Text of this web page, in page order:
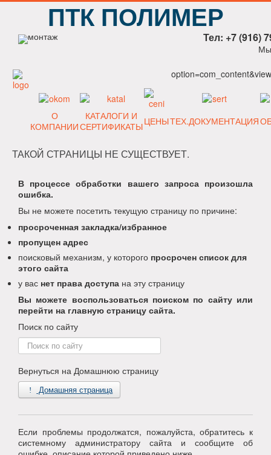
ПТК ПОЛИМЕР
Тел: +7 (916)
Мы
О
КОМПАНИИ
КАТАЛОГИ И
СЕРТИФИКАТЫЦЕНЫТЕХ.ДОКУМЕНТАЦИЯ
ТАКОЙ СТРАНИЦЫ НЕ СУЩЕСТВУЕТ.
В процессе обработки вашего запроса произошла
ошибка.
Вы не можете посетить текущую страницу по причине:
просроченная закладка/избранное
пропущен адрес
поисковый механизм, у которого просрочен список для
этого сайта
у вас нет права доступа на эту страницу
Вы можете воспользоваться поиском по сайту или
перейти на главную страницу сайта.
Поиск по сайту
Поиск
по
Вернуться на Домашнюю страницу
Домашняя страница
Если проблемы продолжатся, пожалуйста, обратитесь к
системному администратору сайта и сообщите об